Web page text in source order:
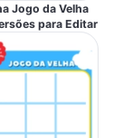
Jogo da Velha
para Editar